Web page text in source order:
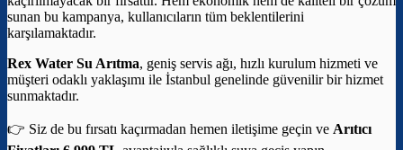
sunan bu kampanya, kullanıcıların tüm beklentilerini
karşılamaktadır.
Rex Water Su Arıtma, geniş servis ağı, hızlı kurulum hizmeti ve
müşteri odaklı yaklaşımı ile İstanbul genelinde güvenilir bir hizmet
sunmaktadır.
👉 Siz de bu fırsatı kaçırmadan hemen iletişime geçin ve Arıtıcı